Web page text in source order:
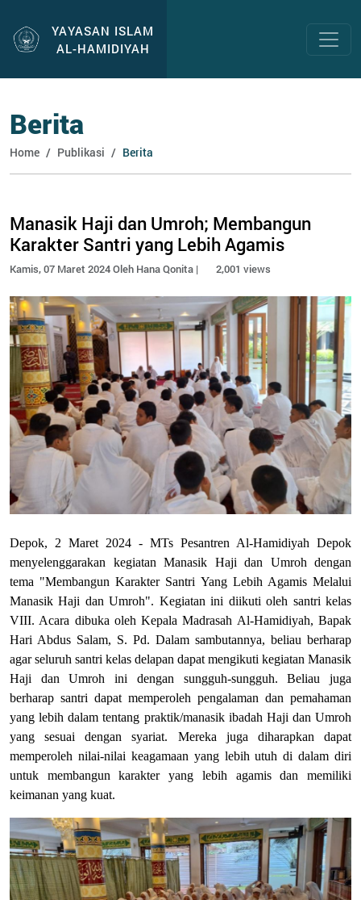
YAYASAN ISLAM
AL-HAMIDIYAH
Berita
Home Publikasi Berita
Manasik Haji dan Umroh; Membangun
Karakter Santri yang Lebih Agamis
Kamis, 07 Maret 2024 Oleh Hana Qonita | 2,001 views
Depok, 2 Maret 2024 - MTs Pesantren Al-Hamidiyah Depok
menyelenggarakan kegiatan Manasik Haji dan Umroh dengan
tema "Membangun Karakter Santri Yang Lebih Agamis Melalui
Manasik Haji dan Umroh". Kegiatan ini diikuti oleh santri kelas
VIII. Acara dibuka oleh Kepala Madrasah Al-Hamidiyah, Bapak
Hari Abdus Salam, S. Pd. Dalam sambutannya, beliau berharap
agar seluruh santri kelas delapan dapat mengikuti kegiatan Manasik
Haji dan Umroh ini dengan sungguh-sungguh. Beliau juga
berharap santri dapat memperoleh pengalaman dan pemahaman
yang lebih dalam tentang praktik/manasik ibadah Haji dan Umroh
yang sesuai dengan syariat. Mereka juga diharapkan dapat
memperoleh nilai-nilai keagamaan yang lebih utuh di dalam diri
untuk membangun karakter yang lebih agamis dan memiliki
keimanan yang kuat.